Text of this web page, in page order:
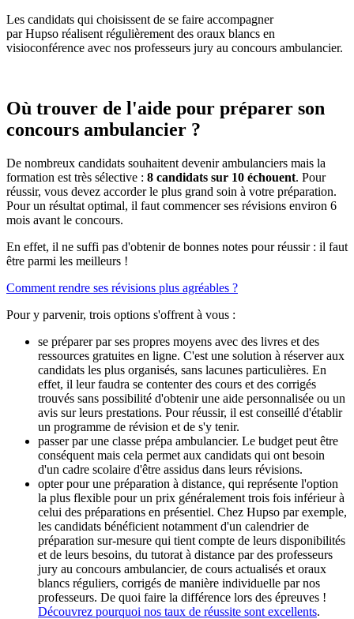
Les candidats qui choisissent de se faire accompagner
par Hupso réalisent régulièrement des oraux blancs en
visioconférence avec nos professeurs jury au concours ambulancier.
Où trouver de l'aide pour préparer son
concours ambulancier ?
De nombreux candidats souhaitent devenir ambulanciers mais la
formation est très sélective : 8 candidats sur 10 échouent. Pour
réussir, vous devez accorder le plus grand soin à votre préparation.
Pour un résultat optimal, il faut commencer ses révisions environ 6
mois avant le concours.
En effet, il ne suffi pas d'obtenir de bonnes notes pour réussir : il faut
être parmi les meilleurs !
Comment rendre ses révisions plus agréables ?
Pour y parvenir, trois options s'offrent à vous :
se préparer par ses propres moyens avec des livres et des
ressources gratuites en ligne. C'est une solution à réserver aux
candidats les plus organisés, sans lacunes particulières. En
effet, il leur faudra se contenter des cours et des corrigés
trouvés sans possibilité d'obtenir une aide personnalisée ou un
avis sur leurs prestations. Pour réussir, il est conseillé d'établir
un programme de révision et de s'y tenir.
passer par une classe prépa ambulancier. Le budget peut être
conséquent mais cela permet aux candidats qui ont besoin
d'un cadre scolaire d'être assidus dans leurs révisions.
opter pour une préparation à distance, qui représente l'option
la plus flexible pour un prix généralement trois fois inférieur à
celui des préparations en présentiel. Chez Hupso par exemple,
les candidats bénéficient notamment d'un calendrier de
préparation sur-mesure qui tient compte de leurs disponibilités
et de leurs besoins, du tutorat à distance par des professeurs
jury au concours ambulancier, de cours actualisés et oraux
blancs réguliers, corrigés de manière individuelle par nos
professeurs. De quoi faire la différence lors des épreuves !
Découvrez pourquoi nos taux de réussite sont excellents.